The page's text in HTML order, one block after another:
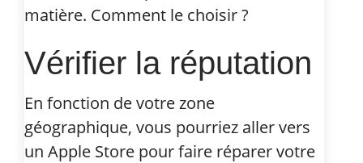
matière. Comment le choisir ?
Vérifier la réputation
En fonction de votre zone
géographique, vous pourriez aller vers
un Apple Store pour faire réparer votre